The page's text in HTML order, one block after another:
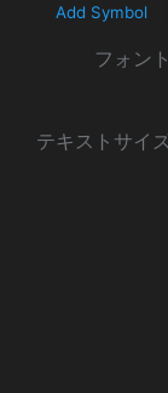
Add Symbol
フォント
テキストサイ